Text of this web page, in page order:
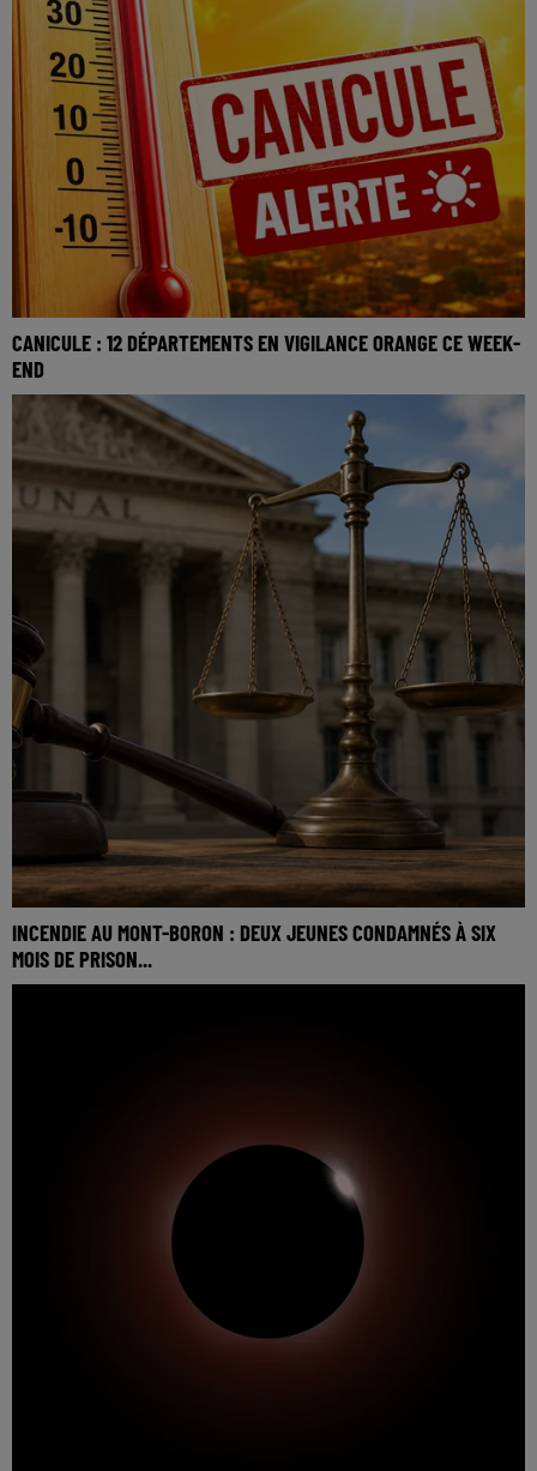
CANICULE : 12 DÉPARTEMENTS EN VIGILANCE ORANGE CE WEEK-
END
INCENDIE AU MONT-BORON : DEUX JEUNES CONDAMNÉS À SIX
MOIS DE PRISON...